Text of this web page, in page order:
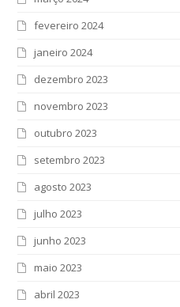
fevereiro 2024
janeiro 2024
dezembro 2023
novembro 2023
outubro 2023
setembro 2023
agosto 2023
julho 2023
junho 2023
maio 2023
abril 2023